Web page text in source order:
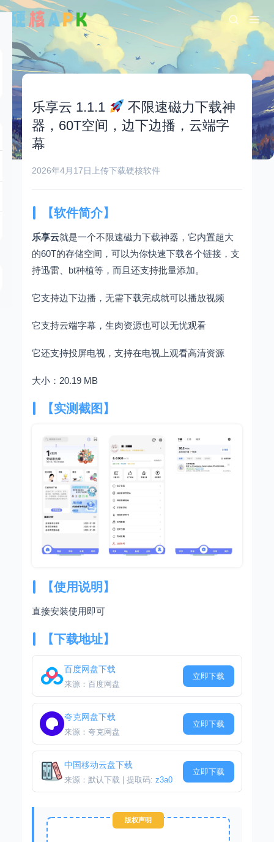
乐享云 1.1.1
不限速磁力下载神
器，60T空间，边下边播，云端字
幕
2026年4月17日 上传下载硬核软件
【软件简介】
乐享云就是一个不限速磁力下载神器，它内置超大
的60T的存储空间，可以为你快速下载各个链接，支
持迅雷、bt种植等，而且还支持批量添加。
它支持边下边播，无需下载完成就可以播放视频
它支持云端字幕，生肉资源也可以无忧观看
它还支持投屏电视，支持在电视上观看高清资源
大小：20.19 MB
【实测截图】
【使用说明】
直接安装使用即可
【下载地址】
百度网盘下载
来源：百度网盘
立即下载
夸克网盘下载
来源：夸克网盘
立即下载
中国移动云盘下载
来源：默认下载 | 提取码: z3a0
立即下载
版权声明